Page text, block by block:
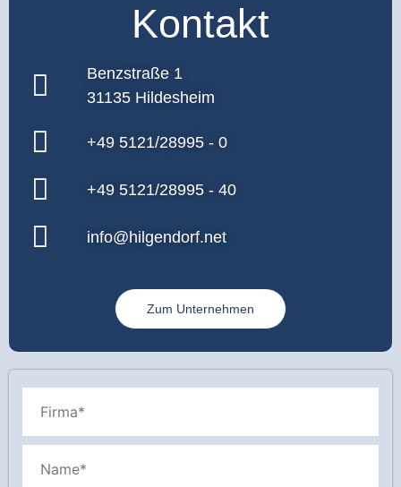
Kontakt
Benzstraße 1
31135 Hildesheim
+49 5121/28995 - 0
+49 5121/28995 - 40
info@hilgendorf.net
Zum Unternehmen